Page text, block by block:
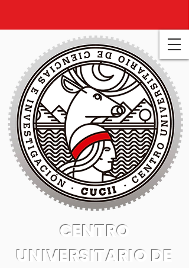
CENTRO
UNIVERSITARIO DE